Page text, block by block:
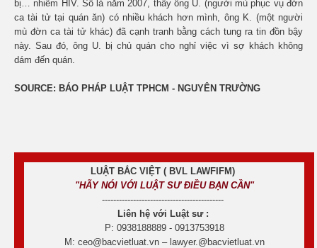
bị… nhiễm HIV. Số là năm 2007, thấy ông U. (người mù phục vụ đờn
ca tài tử tại quán ăn) có nhiều khách hơn mình, ông K. (một người
mù đờn ca tài tử khác) đã cạnh tranh bằng cách tung ra tin đồn bậy
này. Sau đó, ông U. bị chủ quán cho nghỉ việc vì sợ khách không
dám đến quán.
SOURCE: BÁO PHÁP LUẬT TPHCM - NGUYÊN TRƯỜNG
LUẬT BẮC VIỆT ( BVL LAWFIFM)
"HÃY NÓI VỚI LUẬT SƯ ĐIỀU BẠN CẦN"
-------------------------------------------
Liên hệ với Luật sư :
P: 0938188889 - 0913753918
M: ceo@bacvietluat.vn – lawyer.@bacvietluat.vn